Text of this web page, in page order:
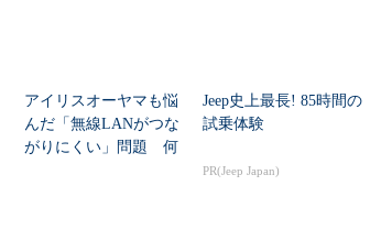
アイリスオーヤマも悩
んだ「無線LANがつな
がりにくい」問題 何
Jeep史上最長! 85時間の
試乗体験
PR(Jeep Japan)